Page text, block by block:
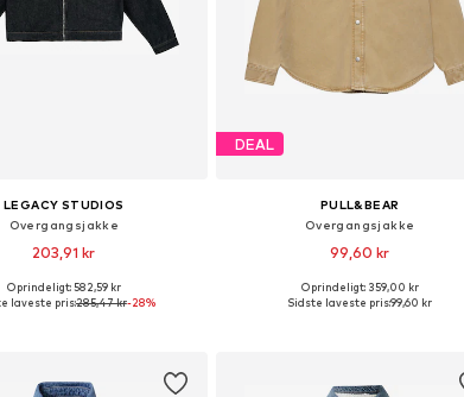
LEGACY STUDIOS
Overgangsjakke
203,91 kr
størrelser: M, L, XL, XXL
Oprindeligt: 582,59 kr
laveste pris:285,47 kr-28%
DEAL
PULL&BEAR
Overgangsjakke
99,60 kr
Tilgængelige størrelser: XS, S, M, L
Oprindeligt: 359,00 kr
Sidste laveste pris:99,60 kr